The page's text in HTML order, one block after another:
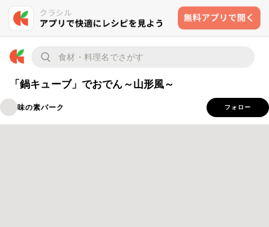
「鍋キューブ」でおでん～山形風～
味の素パーク フォロー